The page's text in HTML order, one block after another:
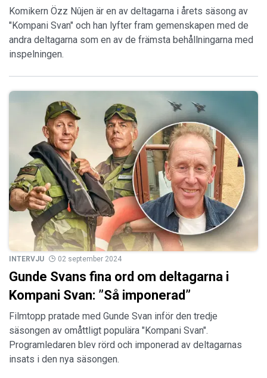
Komikern Özz Nûjen är en av deltagarna i årets säsong av
"Kompani Svan" och han lyfter fram gemenskapen med de
andra deltagarna som en av de främsta behållningarna med
inspelningen.
INTERVJU 02 september 2024
Gunde Svans fina ord om deltagarna i
Kompani Svan: ”Så imponerad”
Filmtopp pratade med Gunde Svan inför den tredje
säsongen av omåttligt populära "Kompani Svan".
Programledaren blev rörd och imponerad av deltagarnas
insats i den nya säsongen.